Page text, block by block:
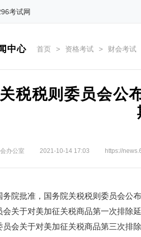
考试网
中心 首页 > 资格考试 > 财会考试
税税则委员会公
办公室 2021-10-14 17:03 https://
批准，国务院关税税则委员会公布
会关于对美加征关税商品第一次排除
员会关于对美加征关税商品第三次排